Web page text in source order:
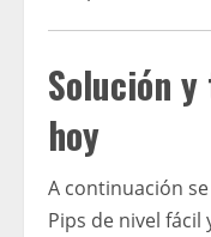
Solución
hoy
A continuación
Pips de nivel fácil